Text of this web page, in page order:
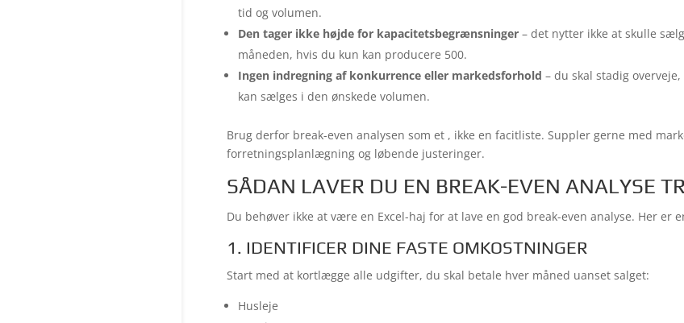
tid og volumen.
Den tager ikke højde for kapacitetsbegrænsninger– det nytter ikke at skulle
måneden, hvis du kun kan producere 500.
Ingen indregning af konkurrence eller markedsforhold – du skal stadig
kan sælges i den ønskede volumen.
Brug derfor break-even analysen som et , ikke en facitliste. Suppler gerne med
forretningsplanlægning og løbende justeringer.
SÅDAN LAVER DU EN BREAK-EVEN ANALYSE
Du behøver ikke at være en Excel-haj for at lave en god break-even analyse. Her er
1. IDENTIFICER DINE FASTE OMKOSTNINGER
Start med at kortlægge alle udgifter, du skal betale hver måned uanset salget:
Husleje